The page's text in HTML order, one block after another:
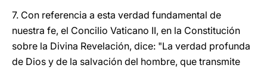
7. Con referencia a esta verdad fundamental de
nuestra fe, el Concilio Vaticano II, en la Constitución
sobre la Divina Revelación, dice: "La verdad profunda
de Dios y de la salvación del hombre, que transmite